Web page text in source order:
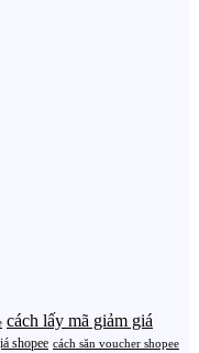
cách lấy mã giảm giá
shopee cách săn voucher shopee